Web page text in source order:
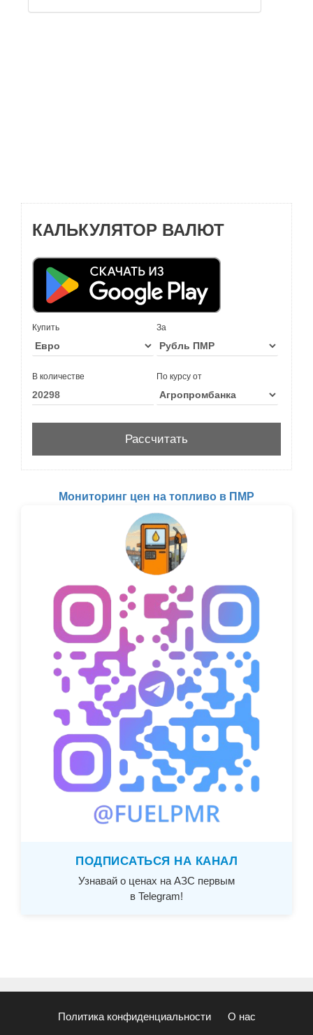
КАЛЬКУЛЯТОР ВАЛЮТ
Купить За
В количестве По курсу от
Мониторинг цен на топливо в ПМР
ПОДПИСАТЬСЯ НА КАНАЛ
Узнавай о ценах на АЗС первым
в Telegram!
Политика конфиденциальности О нас